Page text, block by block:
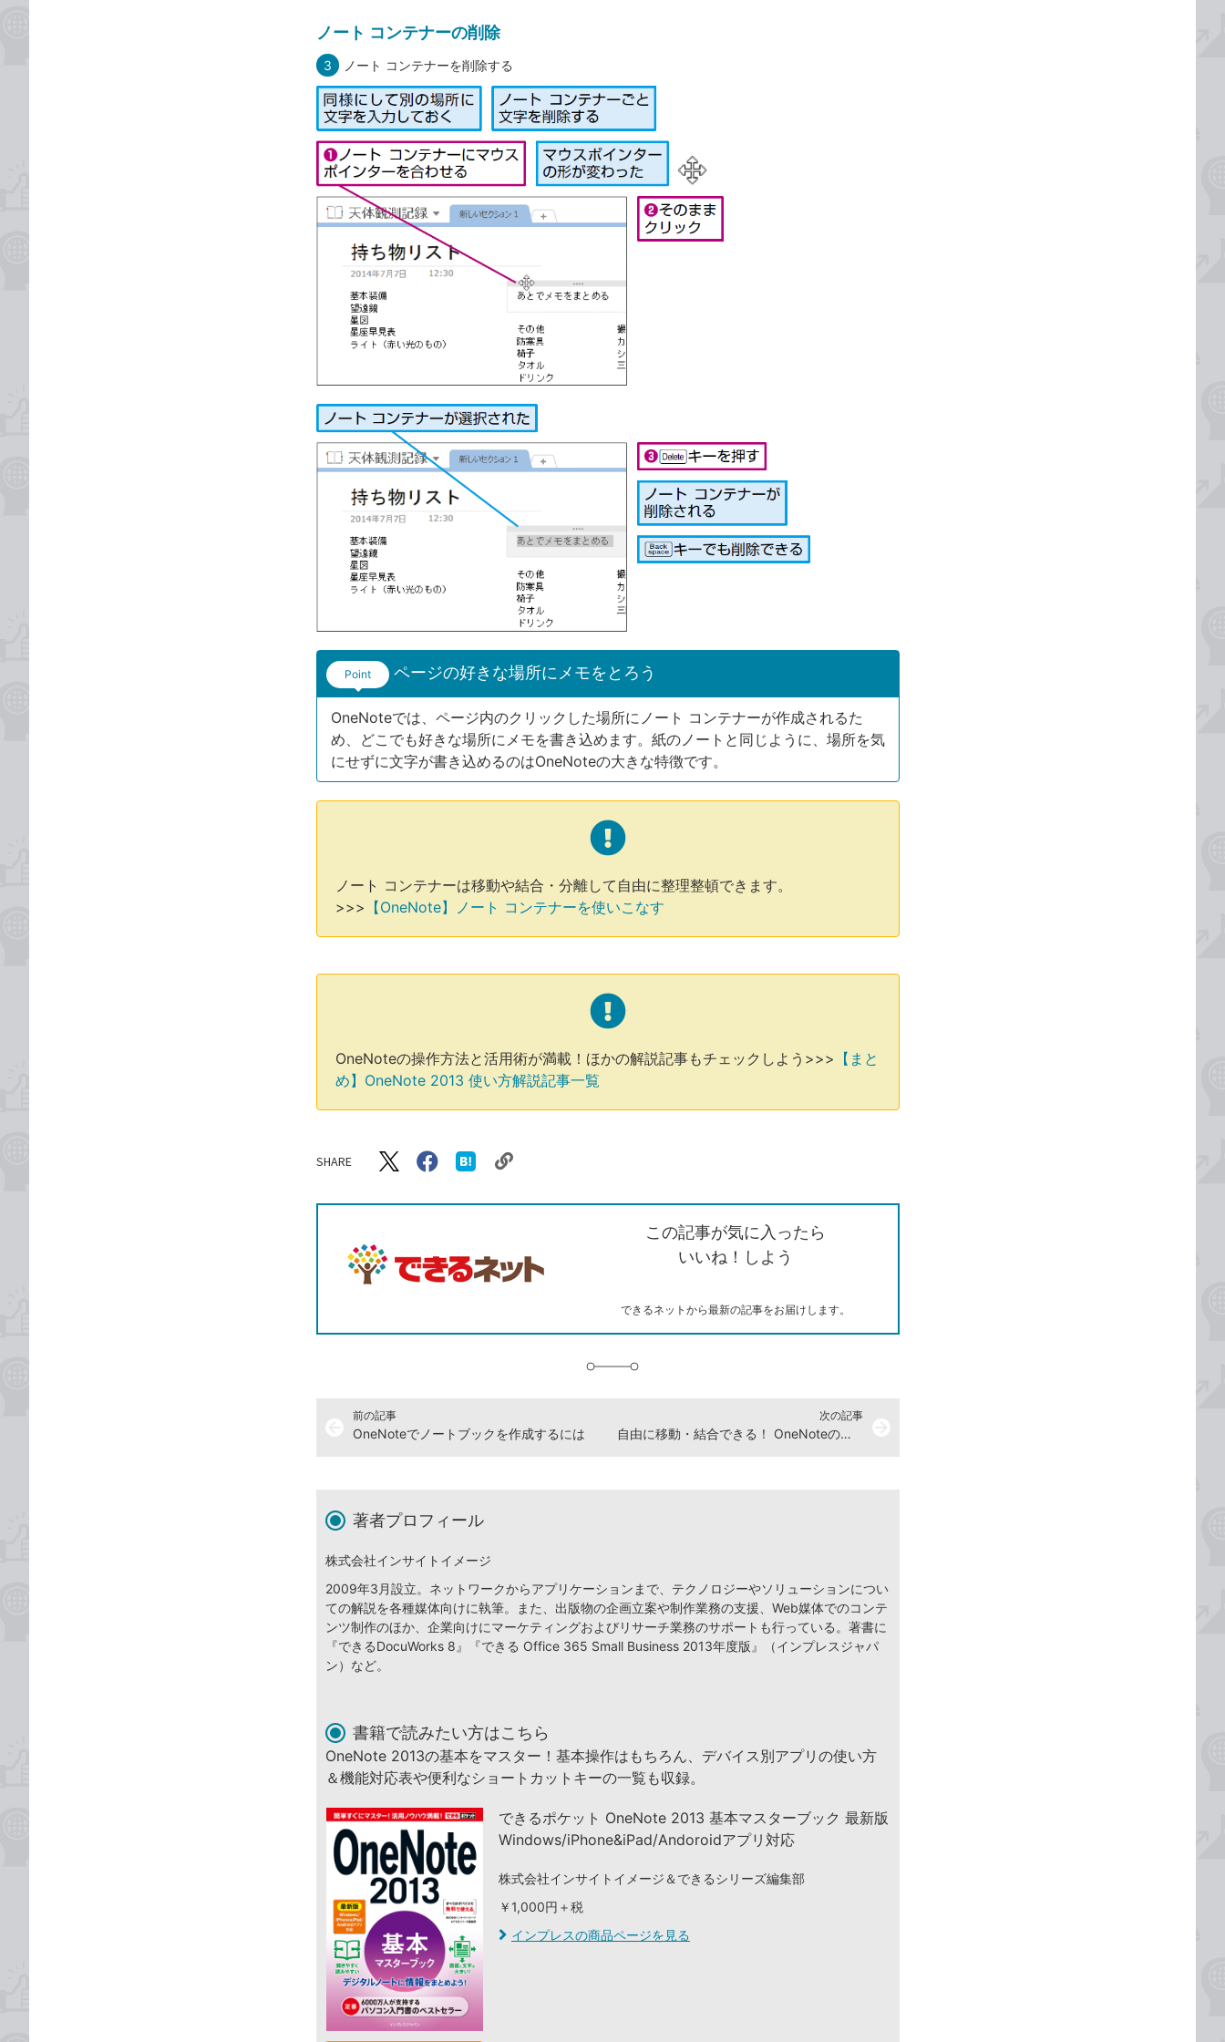
ノート コンテナーの削除
3 ノート コンテナーを削除する
Point ページの好きな場所にメモをとろう
OneNoteでは、ページ内のクリックした場所にノート コンテナーが作成されるた
め、どこでも好きな場所にメモを書き込めます。紙のノートと同じように、場所を気
にせずに文字が書き込めるのはOneNoteの大きな特徴です。
ノート コンテナーは移動や結合・分離して自由に整理整頓できます。
>>> 【OneNote】ノート コンテナーを使いこなす
OneNoteの操作方法と活用術が満載！ほかの解説記事もチェックしよう>>> 【まと
め】OneNote 2013 使い方解説記事一覧
SHARE
記事をシェアする
X（旧
で
Facebook
シ
な
マ
ー
追
ク
ピ
ー
この記事が気に入ったら
いいね！しよう
できるネットから最新の記事をお届けします。
前の記事
OneNoteでノートブックを作成するには
次の記事
自由に移動・結合できる！ OneNoteのノート コンテナーを使いこなす
著者プロフィール
株式会社インサイトイメージ
2009年3月設立。ネットワークからアプリケーションまで、テクノロジーやソリューションについ
ての解説を各種媒体向けに執筆。また、出版物の企画立案や制作業務の支援、Web媒体でのコンテ
ンツ制作のほか、企業向けにマーケティングおよびリサーチ業務のサポートも行っている。著書に
『できるDocuWorks 8』『できる Office 365 Small Business 2013年度版』（インプレスジャパ
ン）など。
書籍で読みたい方はこちら
OneNote 2013の基本をマスター！基本操作はもちろん、デバイス別アプリの使い方
＆機能対応表や便利なショートカットキーの一覧も収録。
できるポケット OneNote 2013 基本マスターブック 最新版
Windows/iPhone&iPad/Andoroidアプリ対応
株式会社インサイトイメージ＆できるシリーズ編集部
￥1,000円＋税
インプレスの商品ページを見る